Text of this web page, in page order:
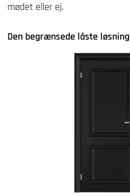
mødet eller ej.
Den begrænsede låste løsning